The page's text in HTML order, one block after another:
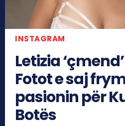
INSTAGRAM
Letizia
Fotot e saj
pasionin për
Botës